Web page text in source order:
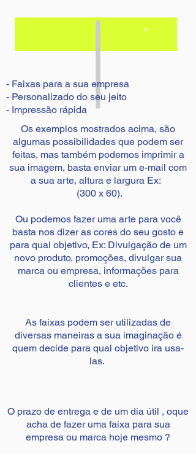
- Faixas para a sua empresa
- Personalizado do seu jeito
- Impressão rápida
Os exemplos mostrados acima, são
algumas possibilidades que podem ser
feitas, mas também podemos imprimir a
sua imagem, basta enviar um e-mail com
a sua arte, altura e largura Ex:
(300 x 60).
Ou podemos fazer uma arte para você
basta nos dizer as cores do seu gosto e
para qual objetivo, Ex: Divulgação de um
novo produto, promoções, divulgar sua
marca ou empresa, informações para
clientes e etc.
As faixas podem ser utilizadas de
diversas maneiras a sua imaginação é
quem decide para qual objetivo ira usa-
las.
O prazo de entrega e de um dia útil , oque
acha de fazer uma faixa para sua
empresa ou marca hoje mesmo ?